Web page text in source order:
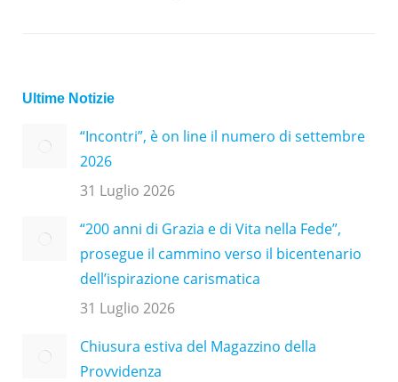
Ultime Notizie
“Incontri”, è on line il numero di settembre
2026
31 Luglio 2026
“200 anni di Grazia e di Vita nella Fede”,
prosegue il cammino verso il bicentenario
dell’ispirazione carismatica
31 Luglio 2026
Chiusura estiva del Magazzino della
Provvidenza